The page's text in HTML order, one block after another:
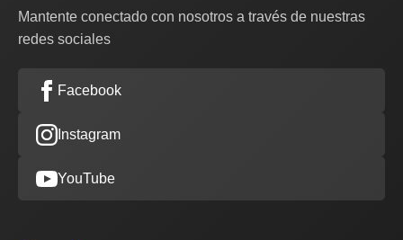
Mantente conectado con nosotros a través de nuestras
redes sociales
Facebook
Instagram
YouTube